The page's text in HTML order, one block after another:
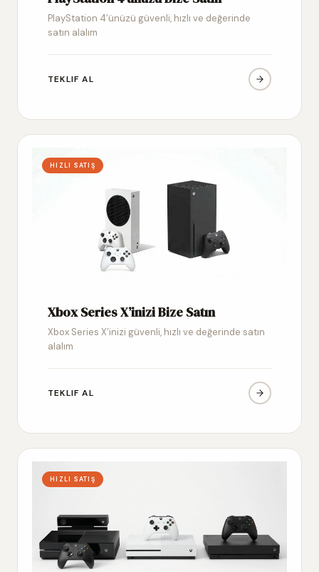
PlayStation 4’ünüzü güvenli, hızlı ve değerinde
satın alalım
TEKLIF AL
HIZLI SATIŞ
Xbox Series X’inizi Bize Satın
Xbox Series X’inizi güvenli, hızlı ve değerinde satın
alalım
TEKLIF AL
HIZLI SATIŞ